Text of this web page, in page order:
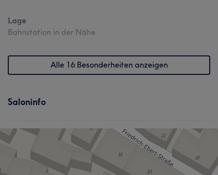
Lage
Bahnstation in der Nähe
Alle 16 Besonderheiten anzeigen
Saloninfo